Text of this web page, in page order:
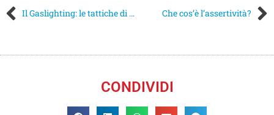
Il Gaslighting: le tattiche di un manipolatore Che cos’è l’assertività?
CONDIVIDI